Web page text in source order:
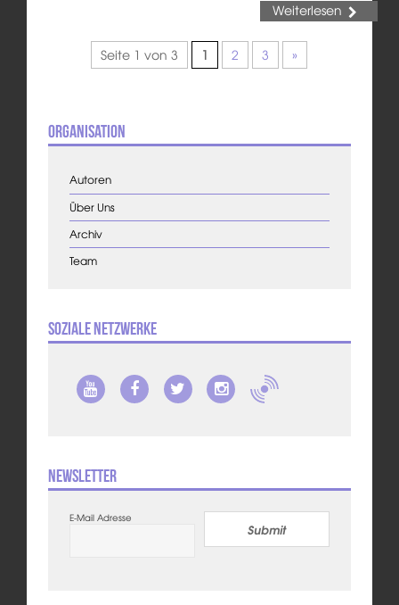
Weiterlesen
Seite 1 von 3 1 2 3 »
Organisation
Autoren
Über Uns
Archiv
Team
Soziale Netzwerke
Newsletter
E-Mail Adresse
Submit